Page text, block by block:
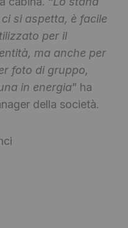
si aspetta, è facile
per il
ma anche per
foto di gruppo,
in energia” ha
della società.